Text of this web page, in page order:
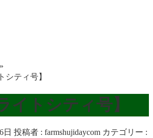
»
シティ号】
イトシティ号】
日 投稿者 : farmshujidaycom カテゴリー :